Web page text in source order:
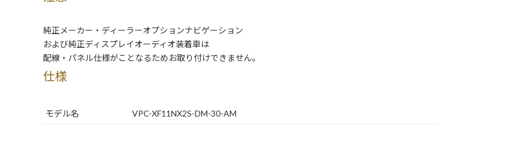
純正メーカー・ディーラーオプションナビゲーション
および純正ディスプレイオーディオ装着車は
配線・パネル仕様がことなるためお取り付けできません。
仕様
モデル名 VPC-XF11NX2S-DM-30-AM